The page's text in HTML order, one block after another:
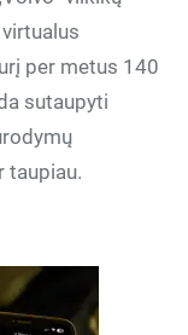
per metus 140
sutaupyti
taupiau.